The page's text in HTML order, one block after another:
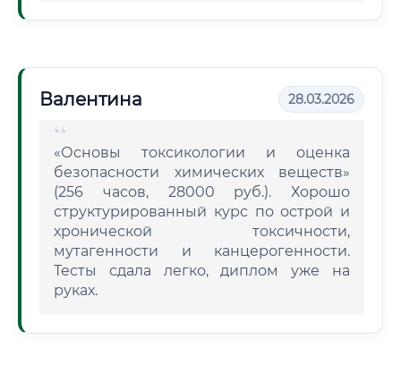
Валентина 28.03.2026
«Основы токсикологии и оценка
безопасности химических веществ»
(256 часов, 28000 руб.). Хорошо
структурированный курс по острой и
хронической токсичности,
мутагенности и канцерогенности.
Тесты сдала легко, диплом уже на
руках.